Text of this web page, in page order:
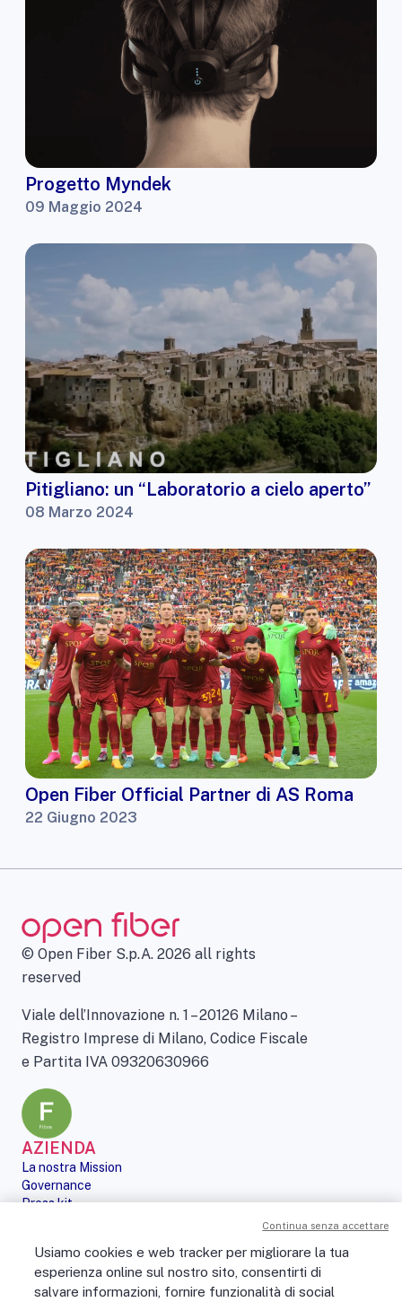
Progetto Myndek
09 Maggio 2024
Pitigliano: un “Laboratorio a cielo aperto”
08 Marzo 2024
Open Fiber Official Partner di AS Roma
22 Giugno 2023
© Open Fiber S.p.A. 2026 all rights
reserved
Viale dell’Innovazione n. 1 – 20126 Milano –
Registro Imprese di Milano, Codice Fiscale
e Partita IVA 09320630966
AZIENDA
La nostra Mission
Governance
Press kit
Digital Services Act
PERSONE
No Fibra? No Party!
Usiamo cookies e web tracker per migliorare la tua
esperienza online sul nostro sito, consentirti di
salvare informazioni, fornire funzionalità di social
Continua senza accettare